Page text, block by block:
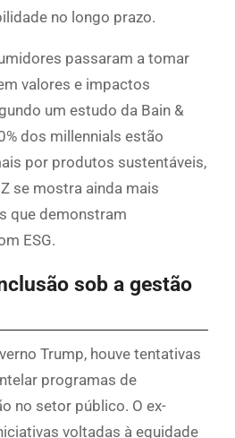
no longo prazo.
passaram a tomar
valores e impactos
um estudo da Bain &
dos millennials estão
por produtos sustentáveis,
se mostra ainda mais
que demonstram
ESG.
sob a gestão
Trump, houve tentativas
programas de
no setor público. O ex-
voltadas à equidade